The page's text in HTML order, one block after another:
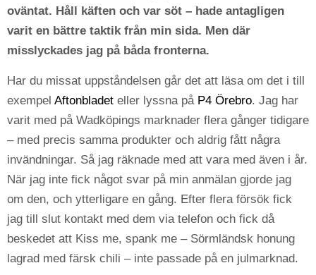
oväntat. Håll käften och var söt – hade antagligen
varit en bättre taktik från min sida. Men där
misslyckades jag på båda fronterna.
Har du missat uppståndelsen går det att läsa om det i till
exempel Aftonbladet eller lyssna på P4 Örebro. Jag har
varit med på Wadköpings marknader flera gånger tidigare
– med precis samma produkter och aldrig fått några
invändningar. Så jag räknade med att vara med även i år.
När jag inte fick något svar på min anmälan gjorde jag
om den, och ytterligare en gång. Efter flera försök fick
jag till slut kontakt med dem via telefon och fick då
beskedet att Kiss me, spank me – Sörmländsk honung
lagrad med färsk chili – inte passade på en julmarknad.